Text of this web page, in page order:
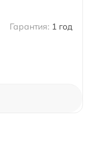
1 год